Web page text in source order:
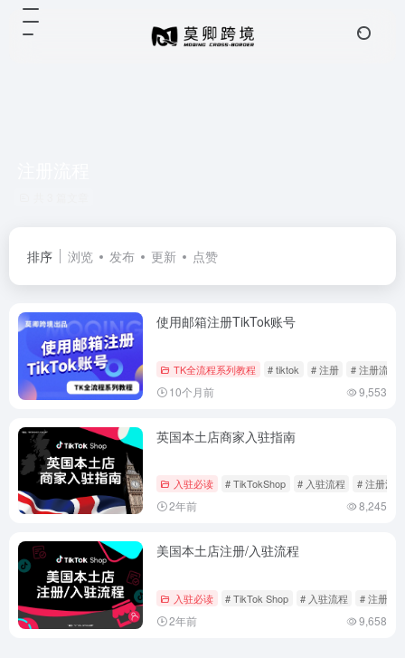
排序 浏览 发布 更新 点赞
使用邮箱注册TikTok账号
TK全流程系列教程 # tiktok # 注册 # 注册流程
10个月前 9,553
英国本土店商家入驻指南
入驻必读 # TikTokShop # 入驻流程 # 注册流程
2年前 8,245
美国本土店注册/入驻流程
入驻必读 # TikTok Shop # 入驻流程 # 注册流
2年前 9,658